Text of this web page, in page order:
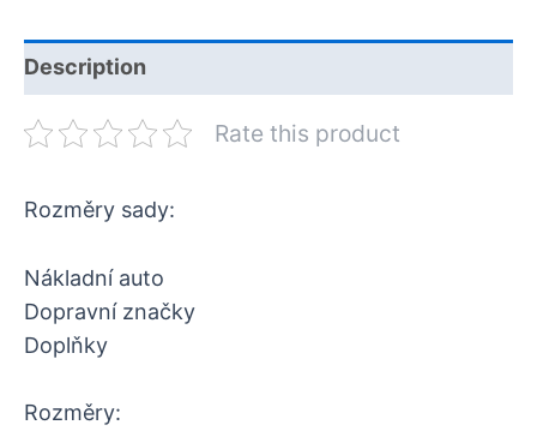
Description
Rate this product
Rozměry sady:
Nákladní auto
Dopravní značky
Doplňky
Rozměry: